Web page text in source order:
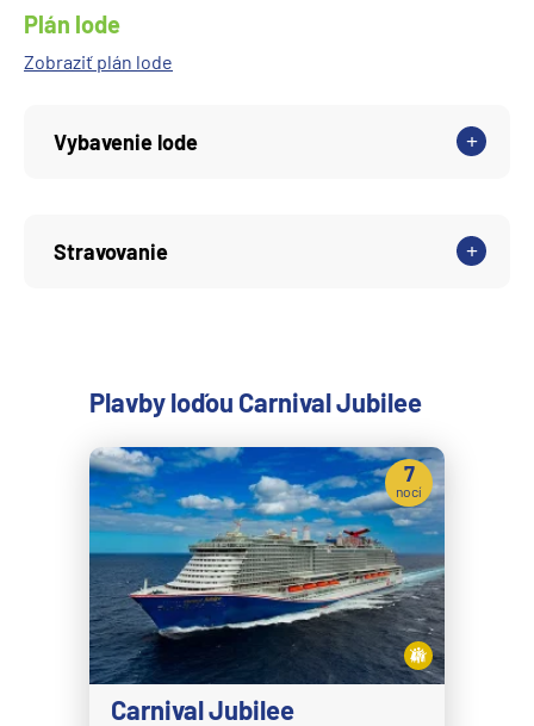
Plán lode
Zobraziť plán lode
Vybavenie lode
Stravovanie
Plavby loďou Carnival Jubilee
Carnival Jubilee
7
nocí